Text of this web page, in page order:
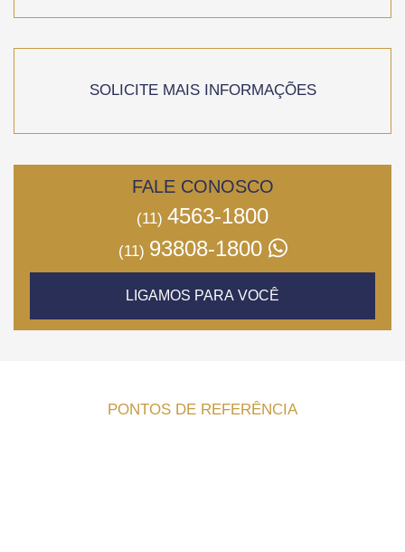
SOLICITE MAIS INFORMAÇÕES
FALE CONOSCO
(11) 4563-1800
(11) 93808-1800
LIGAMOS PARA VOCÊ
PONTOS DE REFERÊNCIA